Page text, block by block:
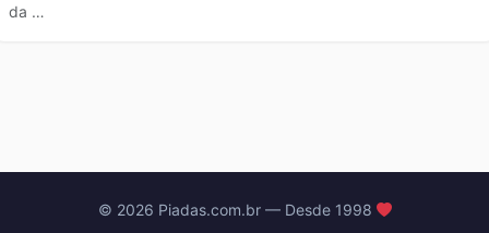
da …
© 2026 Piadas.com.br — Desde 1998